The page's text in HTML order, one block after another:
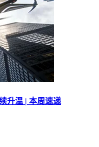
升温 | 本周速递